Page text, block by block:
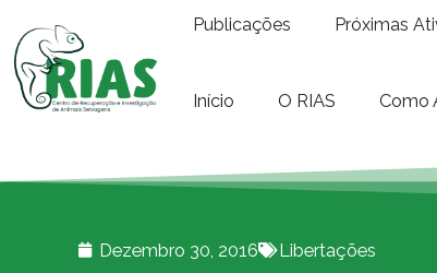
Publicações Próximas
Início O RIAS Como
Dezembro 30, 2016 Libertações